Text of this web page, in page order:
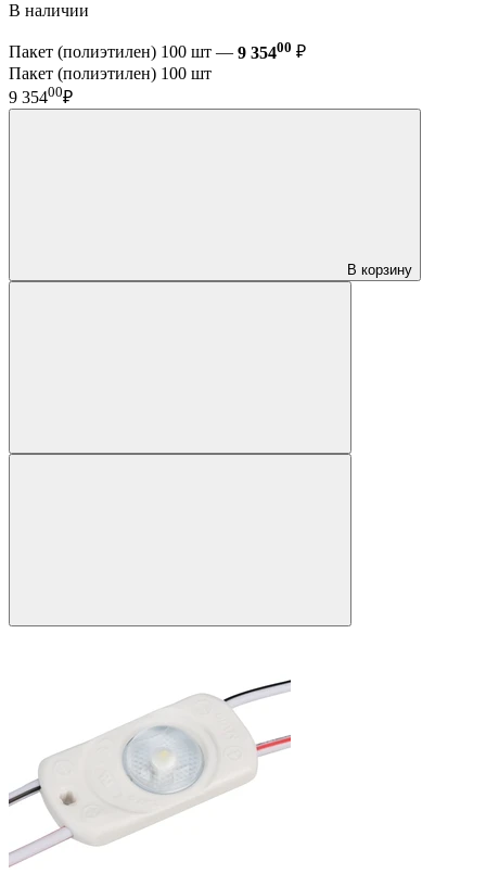
В наличии
Пакет (полиэтилен) 100 шт — 9 35400 ₽
Пакет (полиэтилен) 100 шт
9 35400₽
В корзину